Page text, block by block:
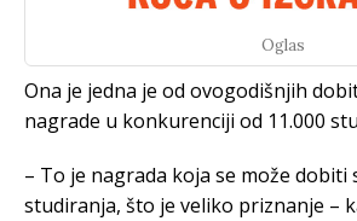
Oglas
Ona je jedna je od ovogodišnjih
nagrade u konkurenciji od 11.000
– To je nagrada koja se može
studiranja, što je veliko priznanje –